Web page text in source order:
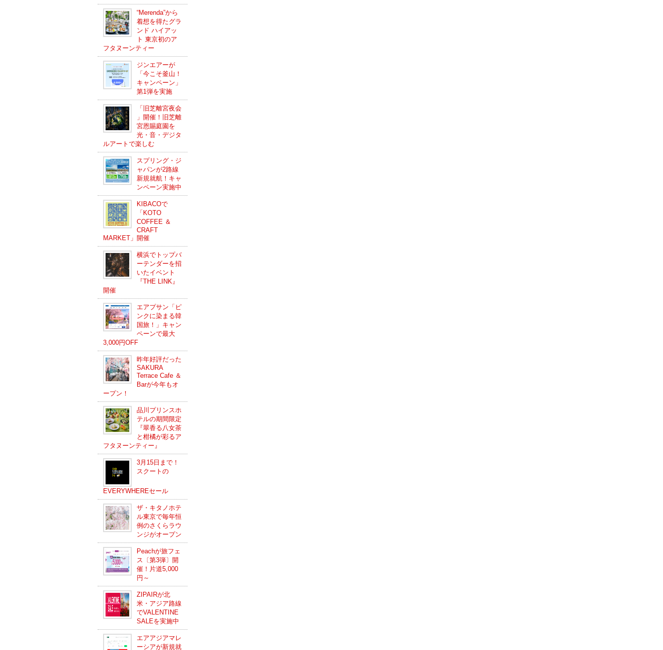
“Merenda”から
着想を得たグラ
ンド ハイアッ
ト 東京初のア
フタヌーンティー
ジンエアーが
「今こそ釜山！
キャンペーン」
第1弾を実施
「旧芝離宮夜会
」開催！旧芝離
宮恩賜庭園を
光・音・デジタ
ルアートで楽しむ
スプリング・ジ
ャパンが2路線
新規就航！キャ
ンペーン実施中
KIBACOで
「KOTO
COFFEE ＆
CRAFT
MARKET」開催
横浜でトップバ
ーテンダーを招
いたイベント
『THE LINK』
開催
エアプサン「ピ
ンクに染まる韓
国旅！」キャン
ペーンで最大
3,000円OFF
昨年好評だった
SAKURA
Terrace Cafe ＆
Barが今年もオ
ープン！
品川プリンスホ
テルの期間限定
『翠香る八女茶
と柑橘が彩るア
フタヌーンティー』
3月15日まで！
スクートの
EVERYWHEREセール
ザ・キタノホテ
ル東京で毎年恒
例のさくらラウ
ンジがオープン
Peachが旅フェ
ス〔第3弾〕開
催！片道5,000
円～
ZIPAIRが北
米・アジア路線
でVALENTINE
SALEを実施中
エアアジアマレ
ーシアが新規就